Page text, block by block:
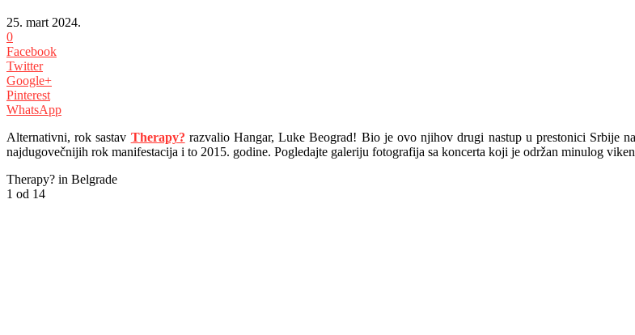
25. mart 2024.
0
Facebook
Twitter
Google+
Pinterest
WhatsApp
Alternativni, rok sastav Therapy? razvalio Hangar, Luke Beograd! Bio je ovo njihov drugi nastup u prestonici Srbije
najdugovečnijih rok manifestacija i to 2015. godine. Pogledajte galeriju fotografija sa koncerta koji je održan minulog
Therapy? in Belgrade
1 od 14